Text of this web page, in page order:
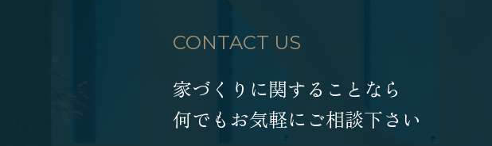
CONTACT US
家づくりに関することなら
何でもお気軽にご相談下さい